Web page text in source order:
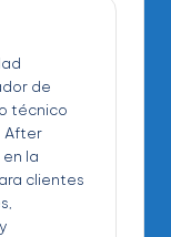
de
técnico
After
la
clientes